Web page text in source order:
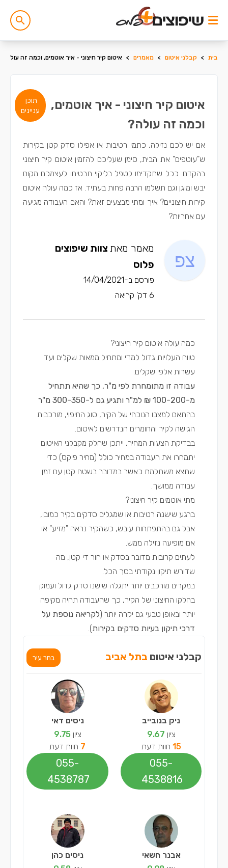
בית > קבלני איטום > מאמרים > איטום קיר חיצוני - איך אוטמים, וכמה זה עולה?
תוכן
עניינים
איטום קיר חיצוני - איך אוטמים,
וכמה זה עולה?
אם יש לכם נזילה, כתמי רטיבות או אפילו סדק קטן בקירות
ש"עוטפים" את הבית, סימן שעליכם להזמין איטום קיר חיצוני
בהקדם. ככל שתקדימו לטפל בליקוי תבטיחו לעצמכם מקום
יבש ומוגן וגם תשלמו הרבה פחות בעתיד. אז כמה עולה איטום
קירות חיצוניים? איך ומתי מבצעים זאת? והאם העבודה מגיעה
עם אחריות?
מאמר מאת צוות שיפוצים
פלוס
פורסם ב-14/04/2021
6 דק' קריאה
כמה עולה איטום קיר חיצוני?
טווח העלויות גדול למדי ומתחיל ממאות שקלים ועד
עשרות אלפי שקלים.
עבודה זו מתומחרת לפי מ"ר, כך שהיא תתחיל
מ-100-200 ₪ למ"ר ותגיע גם ל-300-350 מ"ר
בהתאם למצבו הנוכחי של הקיר, סוג החיפוי, מורכבות
הגישה לקיר והחומרים הנדרשים לאיטום.
בבדיקת הצעות המחיר, ייתכן שחלק מקבלני האיטום
יתמחרו את העבודה במחיר כולל (מחיר פיקס) כדי
שתצא משתלמת כאשר במדובר בשטח קטן עם זמן
עבודה ממושך.
מתי אוטמים קיר חיצוני?
ברגע שישנה רטיבות או שמגלים סדקים בקיר כמובן,
אבל גם בהתפתחות עובש, כשהקיר נראה "מזיע" או
אם מופיעה נזילה ממש.
לעתים קרובות מדובר בסדק או חור די קטן, מה
שדורש תיקון נקודתי בסך הכל.
במקרים מורכבים יותר יתגלה שישנו סדק גדול ועמוק
בחלקו החיצוני של הקיר, כך שהעבודה תהיה מקיפה
יותר ובאופן טבעי גם יקרה יותר (לקריאה נוספת על
דרכי תיקון בעיות סדקים בקירות).
קבלני איטום בתל אביב בחר עיר
ניק בנובייב
ציון 9.67
15 חוות דעת
055-
4538816
אבנר חשאי
ניסים דאי
ציון 9.75
7 חוות דעת
055-
4538787
ניסים כהן